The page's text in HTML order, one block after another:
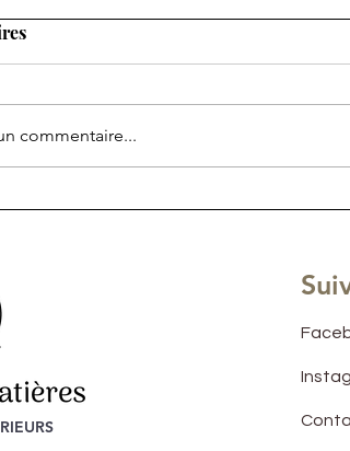
Sur Mesure à
Une
commentaire...